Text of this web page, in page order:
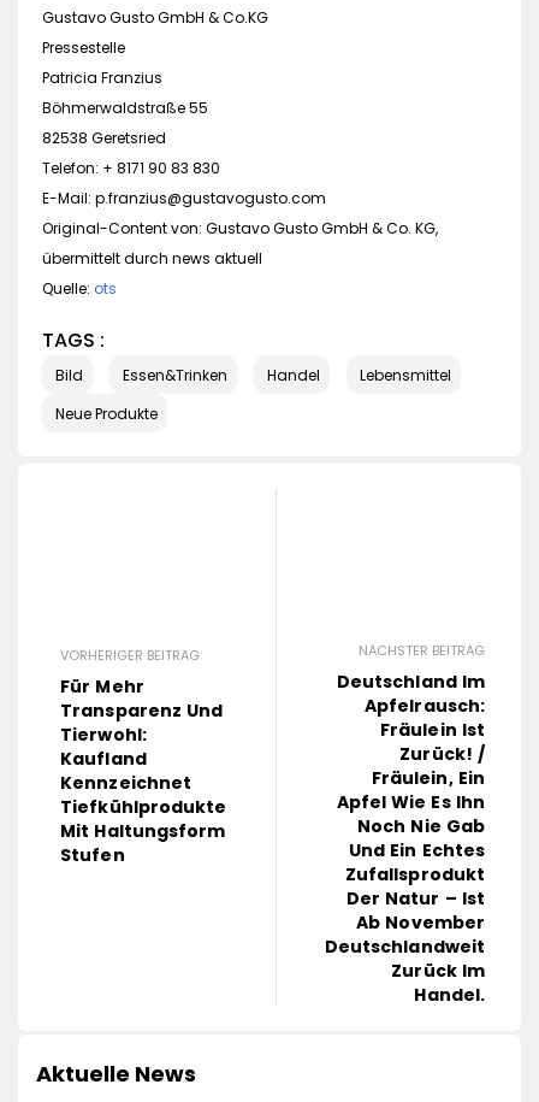
Gustavo Gusto GmbH & Co.KG
Pressestelle
Patricia Franzius
Böhmerwaldstraße 55
82538 Geretsried
Telefon: + 8171 90 83 830
E-Mail: p.franzius@gustavogusto.com
Original-Content von: Gustavo Gusto GmbH & Co. KG,
übermittelt durch news aktuell
Quelle: ots
TAGS :
Bild Essen&Trinken Handel
Lebensmittel
Neue Produkte
VORHERIGER BEITRAG
Für Mehr
Transparenz Und
Tierwohl:
Kaufland
Kennzeichnet
Tiefkühlprodukte
Mit Haltungsform
Stufen
NÄCHSTER BEITRAG
Deutschland Im
Apfelrausch:
Fräulein Ist
Zurück! /
Fräulein, Ein
Apfel Wie Es Ihn
Noch Nie Gab
Und Ein Echtes
Zufallsprodukt
Der Natur – Ist
Ab November
Deutschlandweit
Zurück Im
Handel.
Aktuelle News